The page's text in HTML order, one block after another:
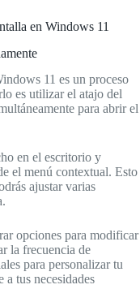
en Windows 11
11 es un proceso
es utilizar el atajo del
para abrir el
en el escritorio y
el menú contextual. Esto
ajustar varias
opciones para modificar
la frecuencia de
para personalizar tu
a tus necesidades